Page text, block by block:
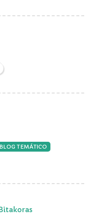
BLOG TEMÁTICO